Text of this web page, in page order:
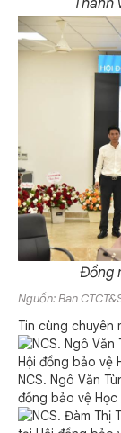
Đồng
Nguồn: Ban
Tin cùng chuyên
NCS. Ngô Văn
đồng bảo vệ Học